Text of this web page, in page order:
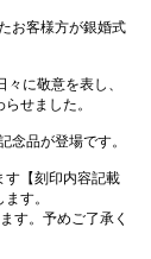
お客様方が銀婚式
に敬意を表し、
せました。
念品が登場です。
【刻印内容記載
す。
す。予めご了承く